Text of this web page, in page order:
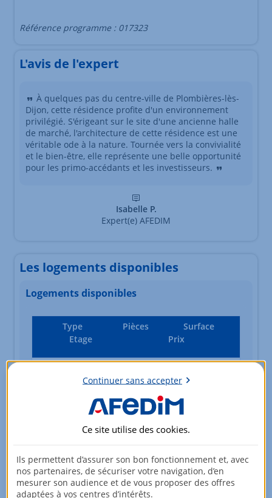
Référence programme : 017323
L'avis de l'expert
À quelques pas du centre-ville de Plombières-lès-
Dijon, cette résidence profite d'un environnement
privilégié. S'érigeant sur le site d'une ancienne halle
de marché, l'architecture de cette résidence est une
véritable ode à la nature. Tournée vers la convivialité
et le bien-être, elle représente une belle opportunité
pour les primo-accédants et les investisseurs.
Isabelle P.
Expert(e) AFEDIM
Les logements disponibles
Logements disponibles
Type Pièces
Surface
Etage
Prix
2ème étage
97 000,00 EUR
Appartement 1 pièce
23,75m²
Continuer sans accepter
Ce site utilise des cookies.
Ils permettent d’assurer son bon fonctionnement et, avec
nos partenaires, de sécuriser votre navigation, d’en
mesurer son audience et de vous proposer des offres
adaptées à vos centres d’intérêts.